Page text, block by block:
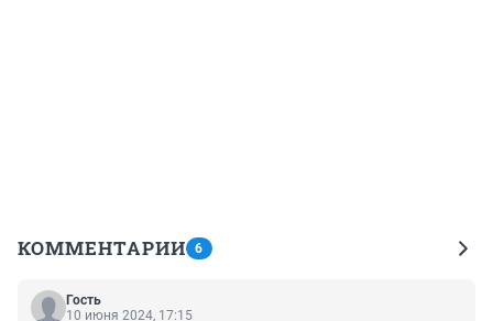
КОММЕНТАРИИ 6
Гость
10 июня 2024, 17:15